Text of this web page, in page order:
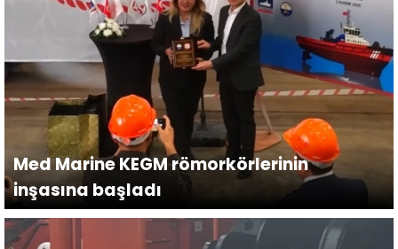
Med Marine KEGM römorkörlerinin
inşasına başladı